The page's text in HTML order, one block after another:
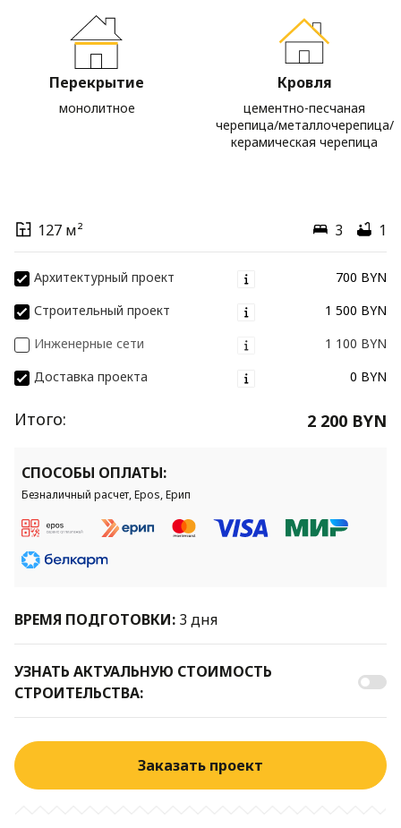
Перекрытие
монолитное
Кровля
цементно-песчаная
черепица/металлочерепица/
керамическая черепица
127 м² 3 1
Архитектурный проект
700 BYN
Строительный проект
1 500 BYN
Инженерные сети
1 100 BYN
Доставка проекта
0 BYN
Итого: 2 200 BYN
СПОСОБЫ ОПЛАТЫ:
Безналичный расчет, Epos, Ерип
ВРЕМЯ ПОДГОТОВКИ: 3 дня
УЗНАТЬ АКТУАЛЬНУЮ СТОИМОСТЬ
СТРОИТЕЛЬСТВА:
Заказать проект